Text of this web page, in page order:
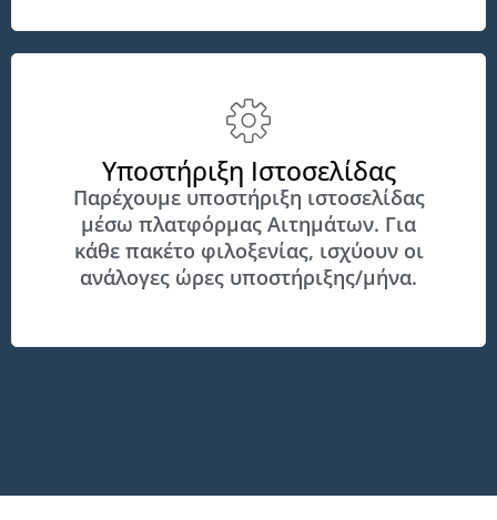
Υποστήριξη Ιστοσελίδας
Παρέχουμε υποστήριξη ιστοσελίδας
μέσω πλατφόρμας Αιτημάτων. Για
κάθε πακέτο φιλοξενίας, ισχύουν οι
ανάλογες ώρες υποστήριξης/μήνα.